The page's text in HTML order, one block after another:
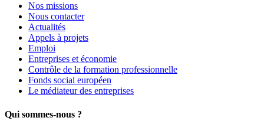
Nos missions
Nous contacter
Actualités
Appels à projets
Emploi
Entreprises et économie
Contrôle de la formation professionnelle
Fonds social européen
Le médiateur des entreprises
Qui sommes-nous ?